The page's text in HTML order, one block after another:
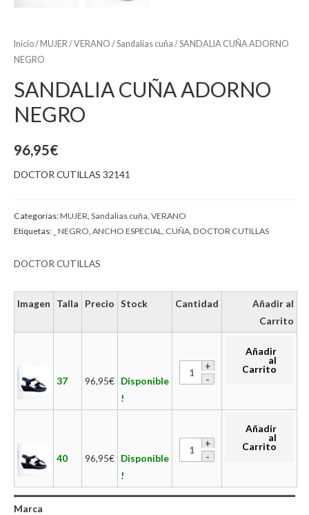
Inicio/ MUJER /VERANO /Sandalias cuña / SANDALIA CUÑA ADORNO
NEGRO
SANDALIA CUÑA ADORNO
NEGRO
96,95€
DOCTOR CUTILLAS 32141
Categorías:MUJER Sandalias cuña VERANO
Etiquetas: _ NEGRO ANCHO ESPECIAL CUÑA DOCTOR CUTILLAS
DOCTOR CUTILLAS
Imagen Talla Precio Stock Cantidad
Añadir al
Carrito
37 96,95€ Disponible
!
Añadir
al
Carrito
40 96,95€ Disponible
!
Añadir
al
Carrito
Marca